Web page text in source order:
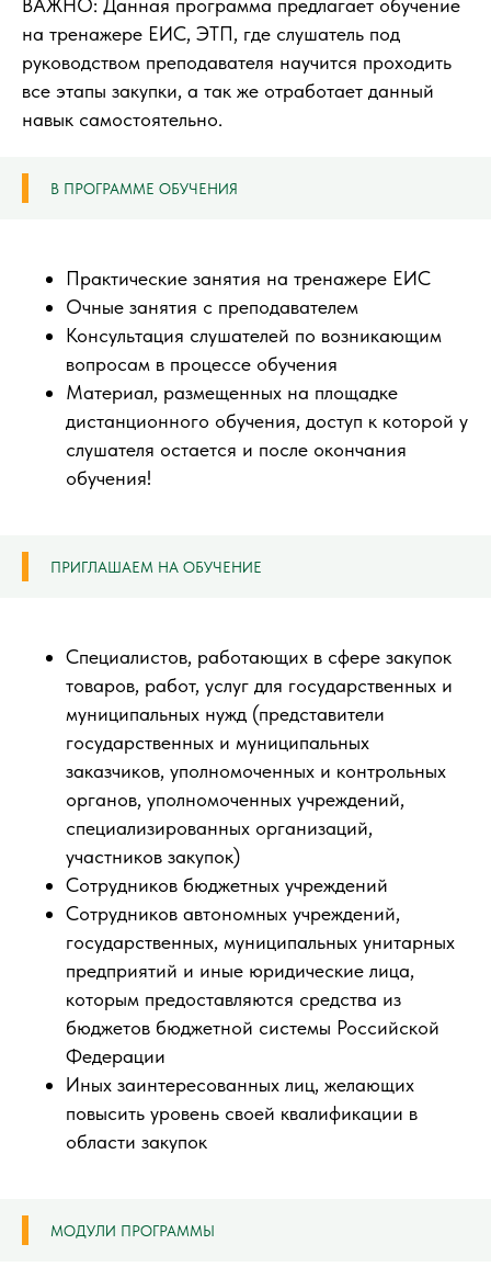
ВАЖНО: Данная программа предлагает обучение
на тренажере ЕИС, ЭТП, где слушатель под
руководством преподавателя научится проходить
все этапы закупки, а так же отработает данный
навык самостоятельно.
В ПРОГРАММЕ ОБУЧЕНИЯ
Практические занятия на тренажере ЕИС
Очные занятия с преподавателем
Консультация слушателей по возникающим
вопросам в процессе обучения
Материал, размещенных на площадке
дистанционного обучения, доступ к которой у
слушателя остается и после окончания
обучения!
ПРИГЛАШАЕМ НА ОБУЧЕНИЕ
Специалистов, работающих в сфере закупок
товаров, работ, услуг для государственных и
муниципальных нужд (представители
государственных и муниципальных
заказчиков, уполномоченных и контрольных
органов, уполномоченных учреждений,
специализированных организаций,
участников закупок)
Сотрудников бюджетных учреждений
Сотрудников автономных учреждений,
государственных, муниципальных унитарных
предприятий и иные юридические лица,
которым предоставляются средства из
бюджетов бюджетной системы Российской
Федерации
Иных заинтересованных лиц, желающих
повысить уровень своей квалификации в
области закупок
МОДУЛИ ПРОГРАММЫ